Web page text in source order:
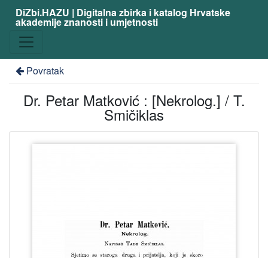
DiZbi.HAZU | Digitalna zbirka i katalog Hrvatske
akademije znanosti i umjetnosti
Povratak
Dr. Petar Matković : [Nekrolog.] / T.
Smičiklas